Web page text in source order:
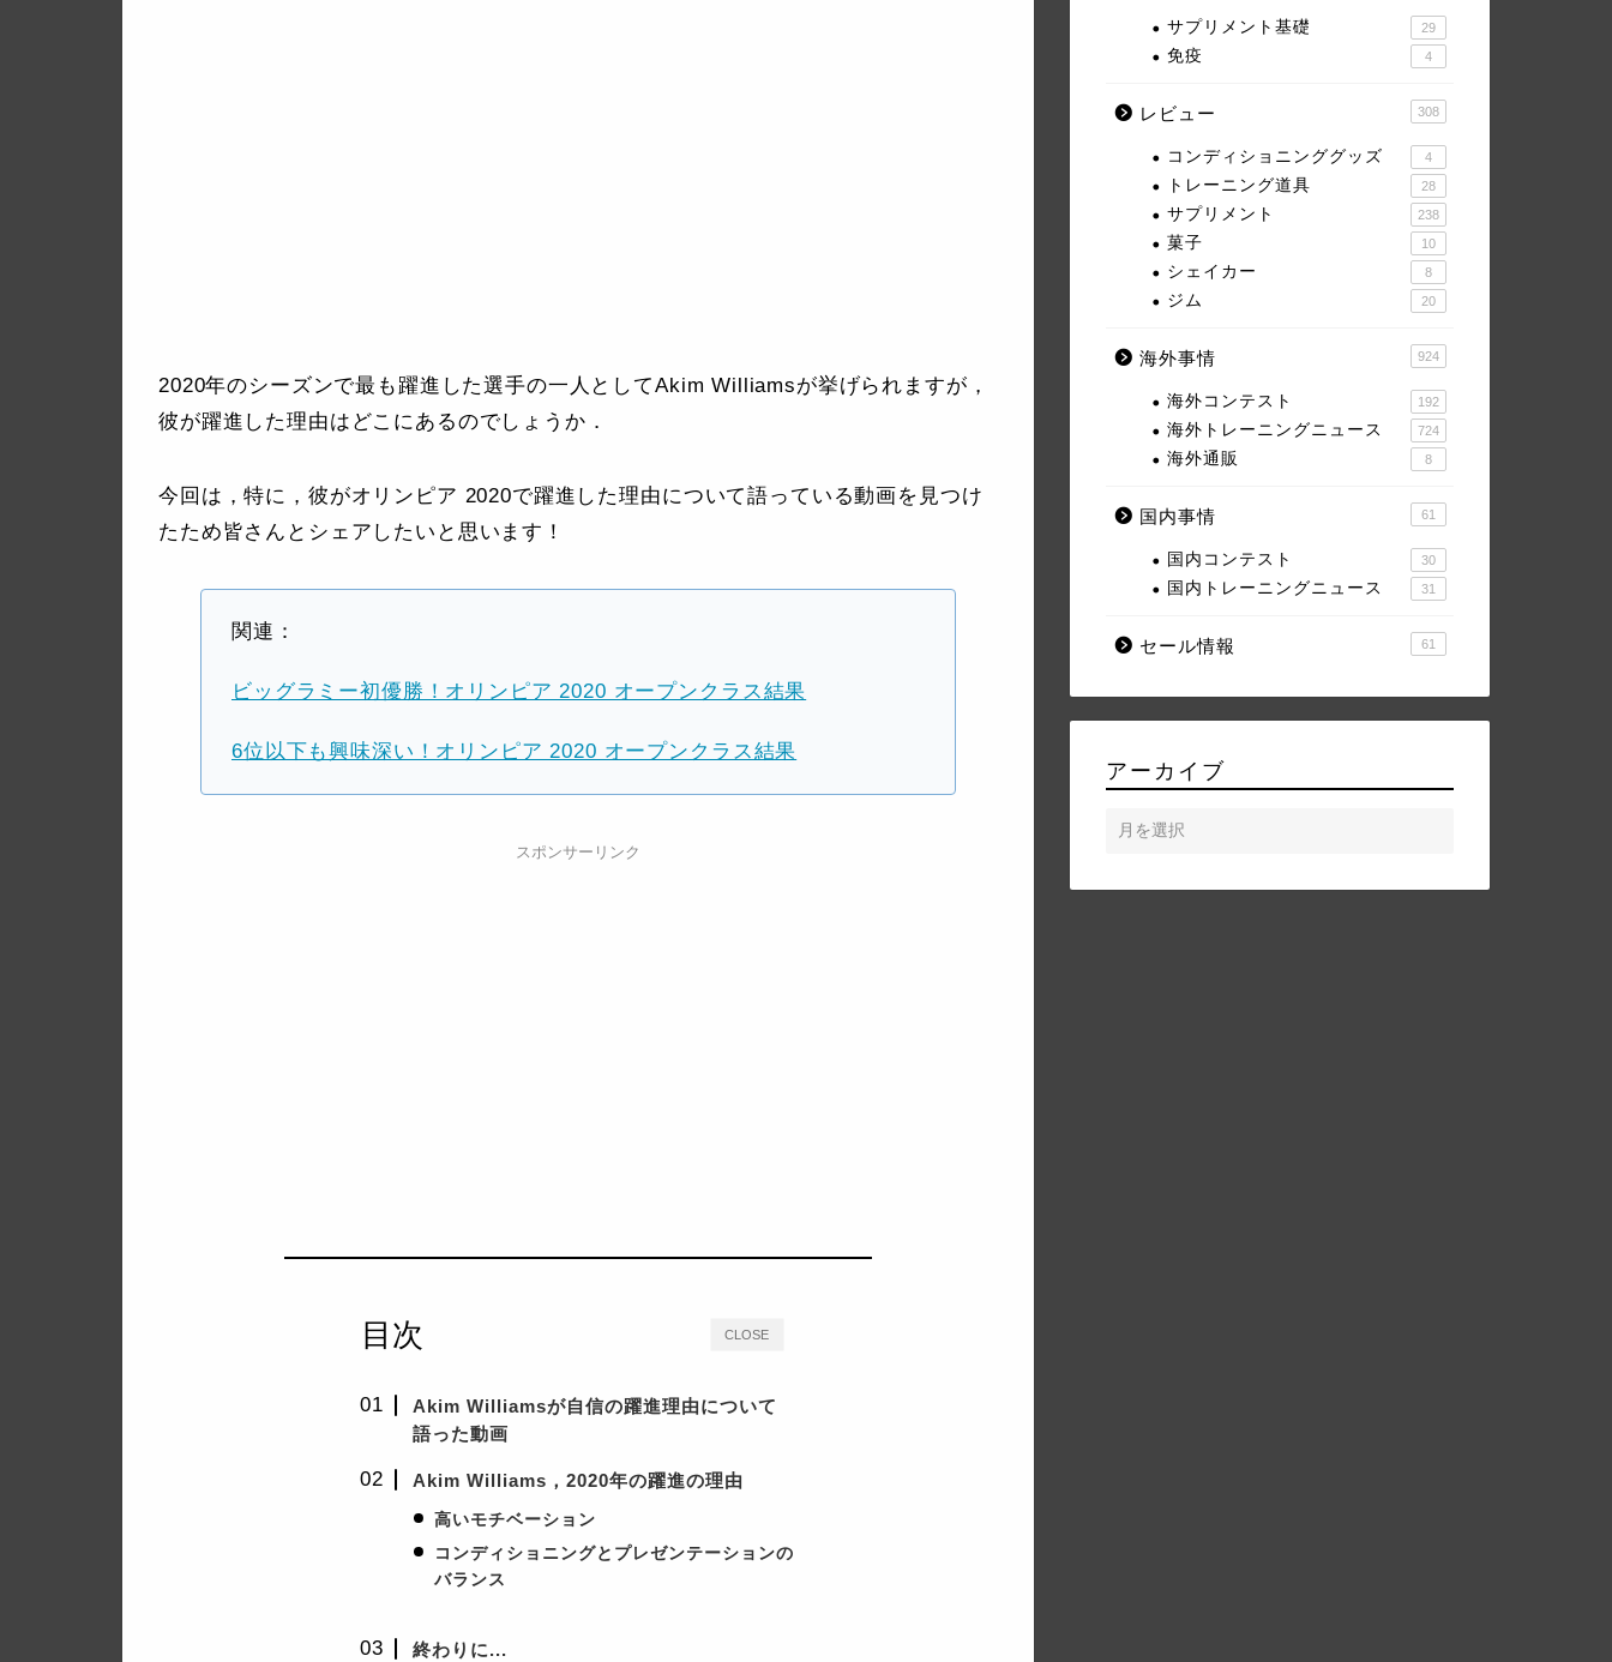
2020年のシーズンで最も躍進した選手の一人としてAkim Williamsが挙げられますが，
彼が躍進した理由はどこにあるのでしょうか．
今回は，特に，彼がオリンピア 2020で躍進した理由について語っている動画を見つけ
たため皆さんとシェアしたいと思います！
関連：
ビッグラミー初優勝！オリンピア 2020 オープンクラス結果
6位以下も興味深い！オリンピア 2020 オープンクラス結果
スポンサーリンク
CLOSE
目次
Akim Williamsが自信の躍進理由について
語った動画
Akim Williams，2020年の躍進の理由
高いモチベーション
コンディショニングとプレゼンテーションの
バランス
終わりに...
サプリメント基礎 29
免疫 4
レビュー 308
コンディショニンググッズ 4
トレーニング道具 28
サプリメント 238
菓子 10
シェイカー 8
ジム 20
海外事情 924
海外コンテスト 192
海外トレーニングニュース 724
海外通販 8
国内事情 61
国内コンテスト 30
国内トレーニングニュース 31
セール情報 61
アーカイブ